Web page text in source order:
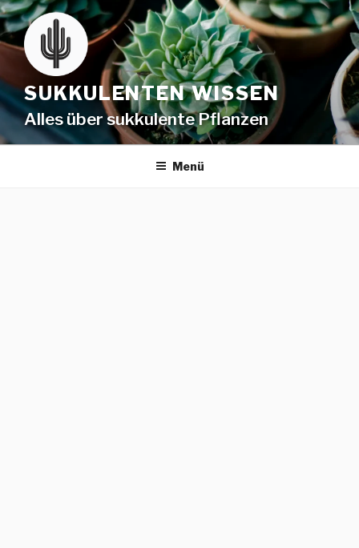
SUKKULENTEN WISSEN
Alles über sukkulente Pflanzen
Menü